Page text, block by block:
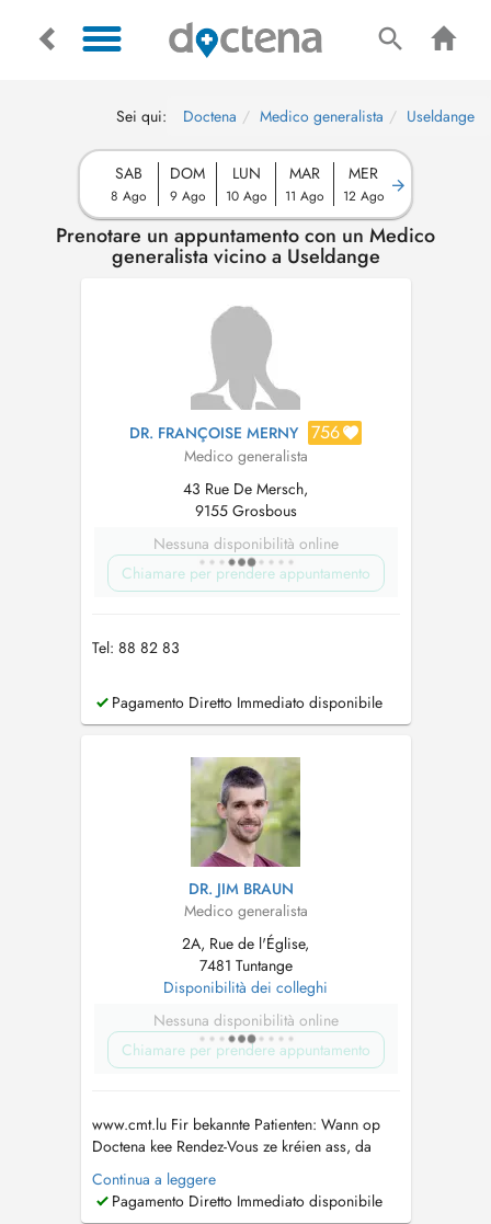
Sei qui: Doctena Medico generalista Useldange
SAB
8 Ago
DOM
9 Ago
LUN
10 Ago
MAR
11 Ago
MER
12 Ago
Prenotare un appuntamento con un Medico
generalista vicino a Useldange
DR. FRANÇOISE MERNY 756
Medico generalista
43 Rue De Mersch,
9155 Grosbous
Nessuna disponibilità online
Chiamare per prendere appuntamento
Tel: 88 82 83
Pagamento Diretto Immediato disponibile
DR. JIM BRAUN
Medico generalista
2A, Rue de l'Église,
7481 Tuntange
Disponibilità dei colleghi
Nessuna disponibilità online
Chiamare per prendere appuntamento
www.cmt.lu Fir bekannte Patienten: Wann op
Doctena kee Rendez-Vous ze kréien ass, da
rufft eis gären un. Pour patients connus: Si
vous ne trouvez pas de rendez-vous sur
Doctena, n'hésitez pas de nous appeler....
Continua a leggere
Pagamento Diretto Immediato disponibile